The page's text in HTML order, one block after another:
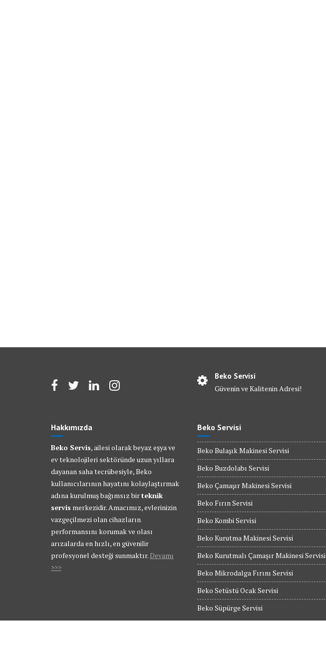
Beko Servisi
Güvenin ve Kalitenin Adresi!
Hakkımızda
Beko Servis, ailesi olarak beyaz eşya ve
ev teknolojileri sektöründe uzun yıllara
dayanan saha tecrübesiyle, Beko
kullanıcılarının hayatını kolaylaştırmak
adına kurulmuş bağımsız birteknik
servis merkezidir. Amacımız, evlerinizin
vazgeçilmezi olan cihazların
performansını korumak ve olası
arızalarda en hızlı, en güvenilir
profesyonel desteği sunmaktır. Devamı
>>>
Beko Servisi
Beko Bulaşık Makinesi Servisi
Beko Buzdolabı Servisi
Beko Çamaşır Makinesi Servisi
Beko Fırın Servisi
Beko Kombi Servisi
Beko Kurutma Makinesi Servisi
Beko Kurutmalı Çamaşır Makinesi Servisi
Beko Mikrodalga Fırını Servisi
Beko Setüstü Ocak Servisi
Beko Süpürge Servisi